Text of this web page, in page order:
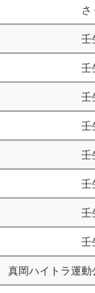
さ
壬
壬
壬
壬
壬
壬
壬
壬
真岡ハイトラ運動